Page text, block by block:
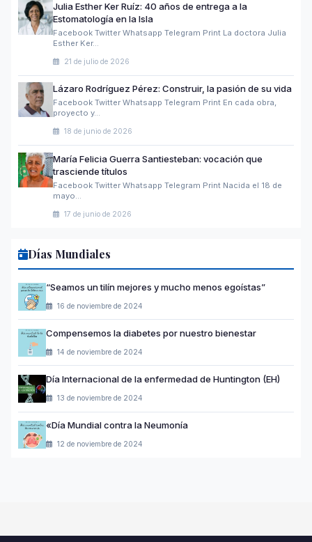
Julia Esther Ker Ruíz: 40 años de entrega a la
Estomatología en la Isla
Facebook Twitter Whatsapp Telegram Print La doctora Julia
Esther Ker…
21 de julio de 2026
Lázaro Rodríguez Pérez: Construir, la pasión de su vida
Facebook Twitter Whatsapp Telegram Print En cada obra,
proyecto y…
18 de junio de 2026
María Felicia Guerra Santiesteban: vocación que
trasciende títulos
Facebook Twitter Whatsapp Telegram Print Nacida el 18 de
mayo…
17 de junio de 2026
Días Mundiales
“Seamos un tilín mejores y mucho menos egoístas”
16 de noviembre de 2024
Compensemos la diabetes por nuestro bienestar
14 de noviembre de 2024
Día Internacional de la enfermedad de Huntington (EH)
13 de noviembre de 2024
«Día Mundial contra la Neumonía
12 de noviembre de 2024